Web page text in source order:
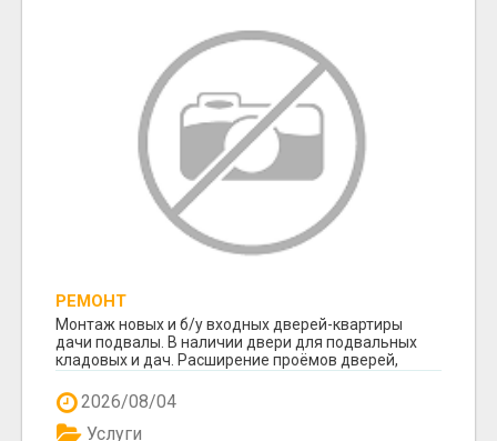
РЕМОНТ
Монтаж новых и б/у входных дверей-квартиры
дачи подвалы. В наличии двери для подвальных
кладовых и дач. Расширение проёмов дверей,
2026/08/04
Услуги